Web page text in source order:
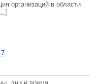
организаций в области
]